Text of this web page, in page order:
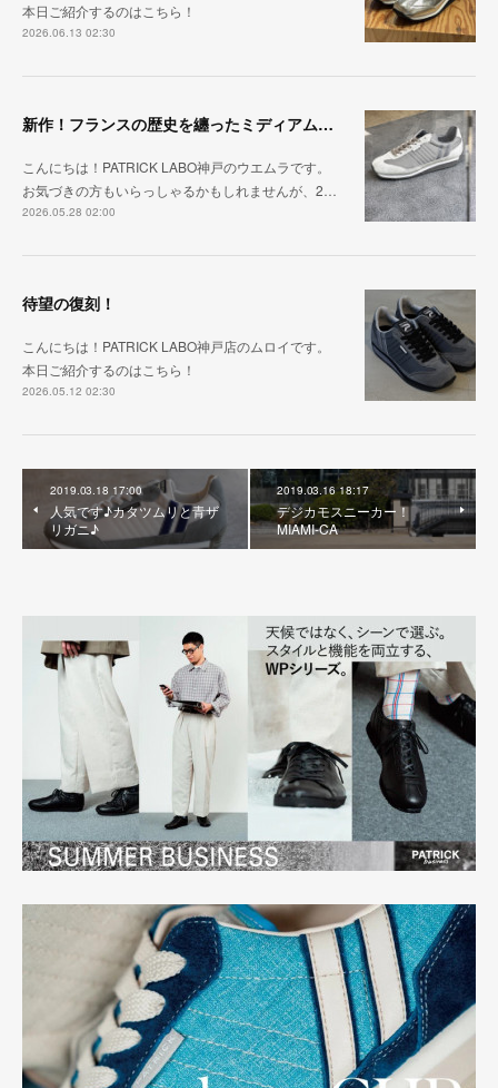
本日ご紹介するのはこちら！
2026.06.13 02:30
新作！フランスの歴史を纏ったミディアムグレー「MARATHON_CASTLE」
こんにちは！PATRICK LABO神戸のウエムラです。
お気づきの方もいらっしゃるかもしれませんが、2…
2026.05.28 02:00
待望の復刻！
こんにちは！PATRICK LABO神戸店のムロイです。
本日ご紹介するのはこちら！
2026.05.12 02:30
2019.03.18 17:00
人気です♪カタツムリと青ザ
リガニ♪
2019.03.16 18:17
デジカモスニーカー！
MIAMI-CA